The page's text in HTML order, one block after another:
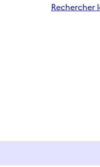
Rechercher